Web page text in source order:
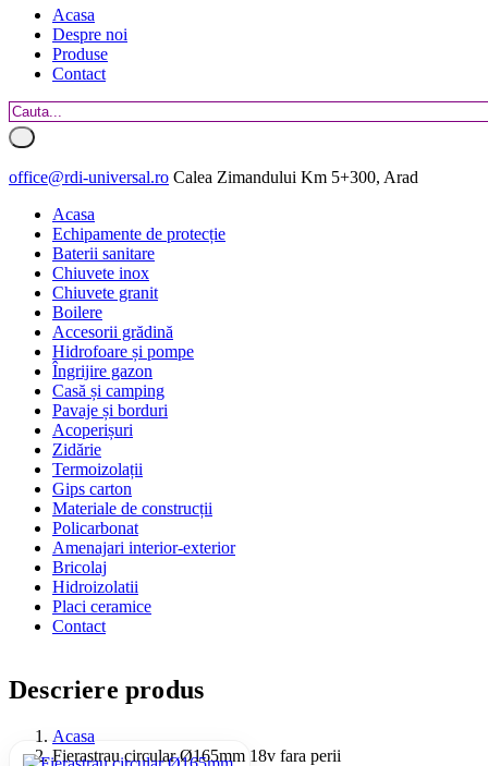
Acasa
Despre noi
Produse
Contact
office@rdi-universal.ro Calea Zimandului Km 5+300, Arad
Acasa
Echipamente de protecție
Baterii sanitare
Chiuvete inox
Chiuvete granit
Boilere
Accesorii grădină
Hidrofoare și pompe
Îngrijire gazon
Casă și camping
Pavaje și borduri
Acoperișuri
Zidărie
Termoizolații
Gips carton
Materiale de construcții
Policarbonat
Amenajari interior-exterior
Bricolaj
Hidroizolatii
Placi ceramice
Contact
Descriere produs
Acasa
Fierastrau circular Ø165mm 18v fara perii